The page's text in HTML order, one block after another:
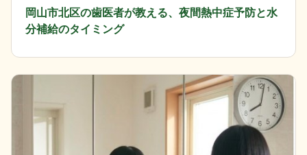
岡山市北区の歯医者が教える、夜間熱中症予防と水
分補給のタイミング